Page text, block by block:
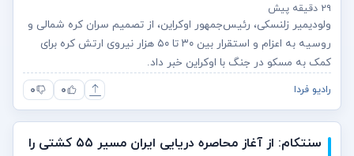
۲۹ دقیقه پیش
ولودیمیر زلنسکی، رئیس‌جمهور اوکراین، از تصمیم سران کره شمالی و
روسیه به اعزام و استقرار بین ۳۰ تا ۵۰ هزار نیروی ارتش کره برای
کمک به مسکو در جنگ با اوکراین خبر داد.
رادیو فردا ۰ ۰
سنتکام: از آغاز محاصره دریایی ایران مسیر ۵۵ کشتی را